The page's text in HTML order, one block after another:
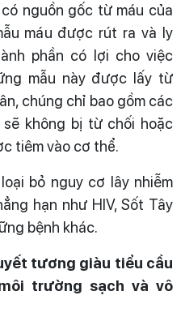
nguồn gốc từ máu của
máu được rút ra và ly
phần có lợi cho việc
mẫu này được lấy từ
chúng chỉ bao gồm các
không bị từ chối hoặc
tiêm vào cơ thể.
bỏ nguy cơ lây nhiễm
hạn như HIV, Sốt Tây
bệnh khác.
tương giàu tiểu cầu
trường sạch và vô